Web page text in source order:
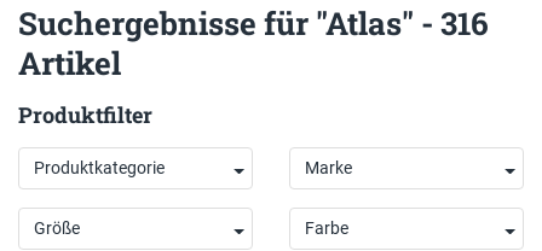
Suchergebnisse für "Atlas" - 316
Artikel
Produktfilter
Produktkategorie Marke
Größe Farbe